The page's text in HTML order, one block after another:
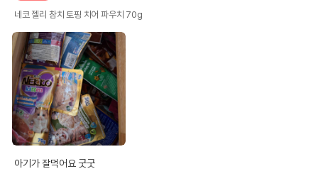
네코 젤리 참치 토핑 치어 파우치 70g
아기가 잘먹어요 굿굿